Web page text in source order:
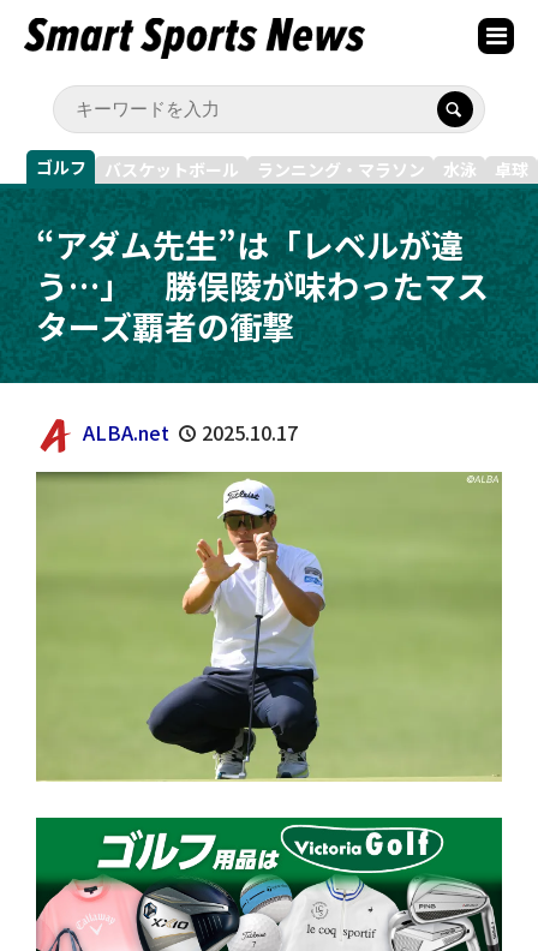
ゴルフ バスケットボール ランニング・マラソン 水泳 卓球
“アダム先生”は「レベルが違
う…」 勝俣陵が味わったマス
ターズ覇者の衝撃
ALBA.net 2025.10.17